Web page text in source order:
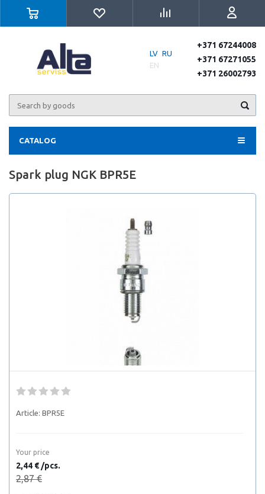
LV RU
EN
+371 67244008
+371 67271055
+371 26002793
CATALOG
Spark plug NGK BPR5E
Article: BPR5E
Your price
2,44 € /pcs.
2,87 €